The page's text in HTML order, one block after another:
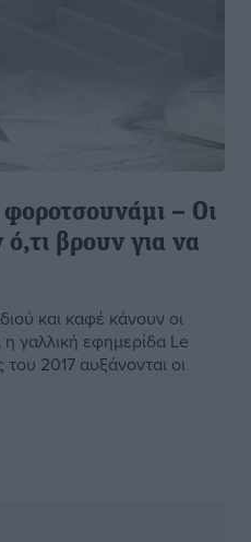
– Οι
βρουν για να
και καφέ κάνουν οι
γαλλική εφημερίδα Le
2017 αυξάνονται οι